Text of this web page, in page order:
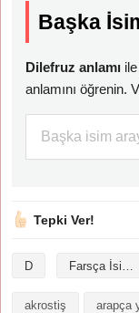
Başka
Dilefruz anlamı
anlamını öğrenin.
Tepki Ver!
D Farsça İsimler
akrostiş